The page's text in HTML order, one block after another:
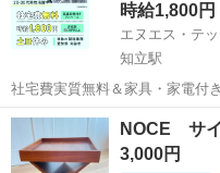
時給1,800円
エヌエス・テ
知立駅
社宅費実質無料＆家具・家電付
塗装・検査】未経験でも時給1,800円 車体のプレス・部品
け・塗装・検査 車体のプレス
工程に分かれて作業を担当します
愛知 刈谷市
NOCE サ
3,000円